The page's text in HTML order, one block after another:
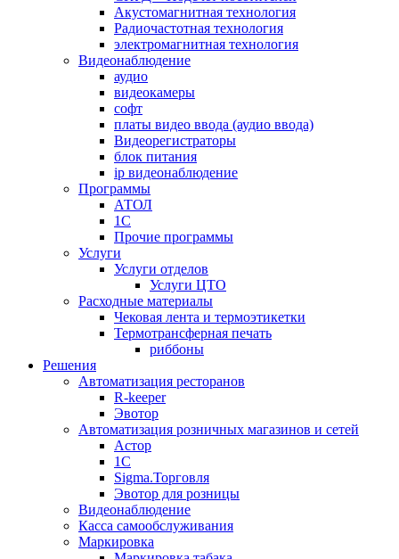
Акустомагнитная технология
Радиочастотная технология
электромагнитная технология
Видеонаблюдение
аудио
видеокамеры
софт
платы видео ввода (аудио ввода)
Видеорегистраторы
блок питания
ip видеонаблюдение
Программы
АТОЛ
1С
Прочие программы
Услуги
Услуги отделов
Услуги ЦТО
Расходные материалы
Чековая лента и термоэтикетки
Термотрансферная печать
риббоны
Решения
Автоматизация ресторанов
R-keeper
Эвотор
Автоматизация розничных магазинов и сетей
Астор
1С
Sigma.Торговля
Эвотор для розницы
Видеонаблюдение
Касса самообслуживания
Маркировка